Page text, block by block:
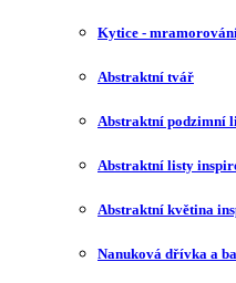
Kytice -
Abstraktní tvář
Abstraktní podzimní
Abstraktní listy
Abstraktní květina
Nanuková dřívka a